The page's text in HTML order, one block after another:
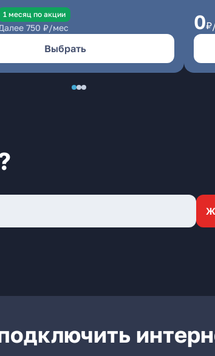
1 месяц по акции
750 ₽/мес
Выбрать
0